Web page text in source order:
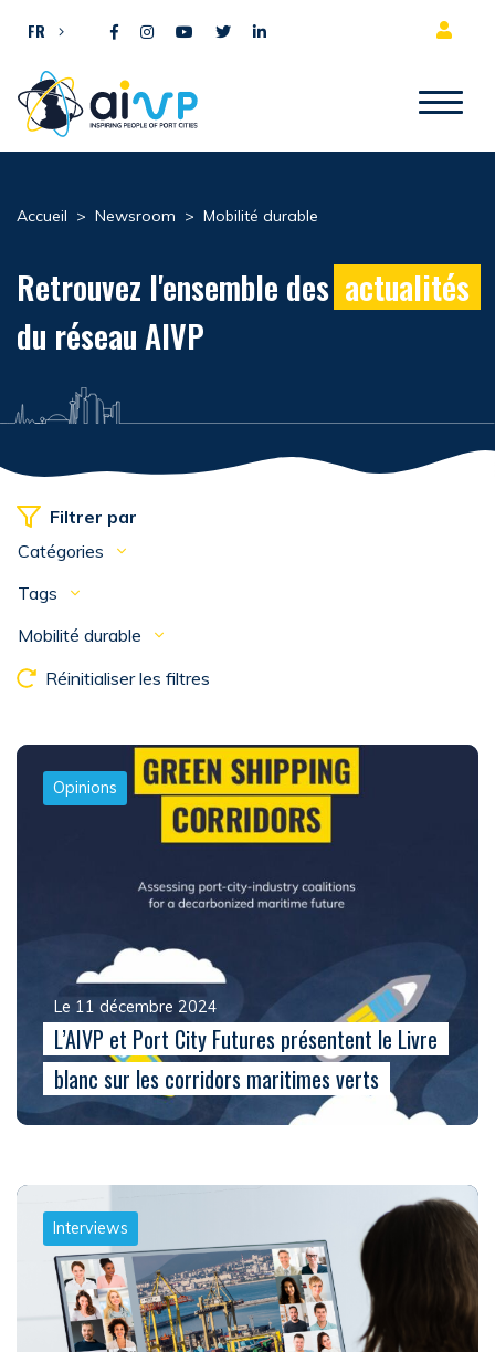
FR
Accueil > Newsroom > Mobilité durable
Retrouvez l'ensemble des actualités
du réseau AIVP
Filtrer par
Catégories
Tags
Mobilité durable
Réinitialiser les filtres
Opinions
Le 11 décembre 2024
L’AIVP et Port City Futures présentent le Livre
blanc sur les corridors maritimes verts
Interviews